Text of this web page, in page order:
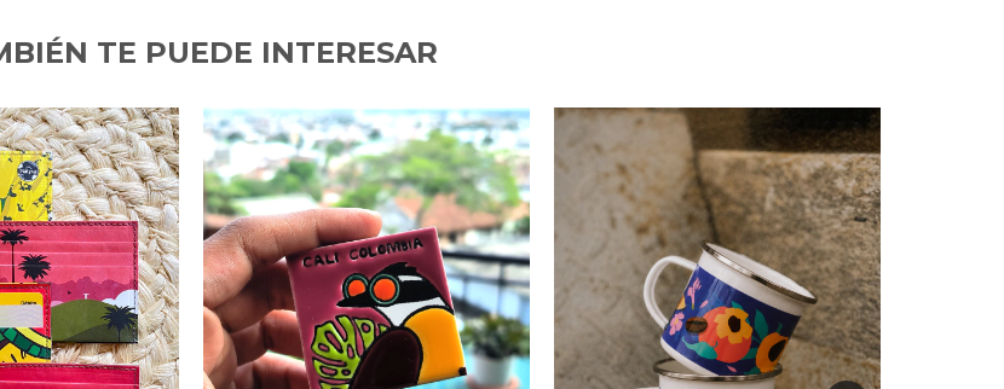
TE PUEDE INTERESAR